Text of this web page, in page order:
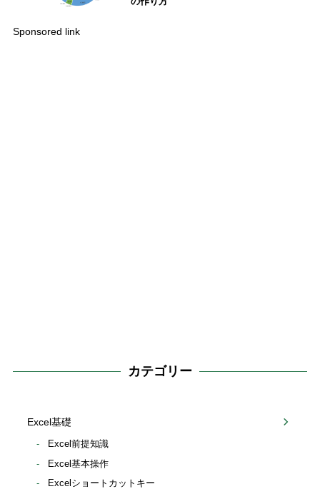
Sponsored link
カテゴリー
Excel基礎
Excel前提知識
Excel基本操作
Excelショートカットキー